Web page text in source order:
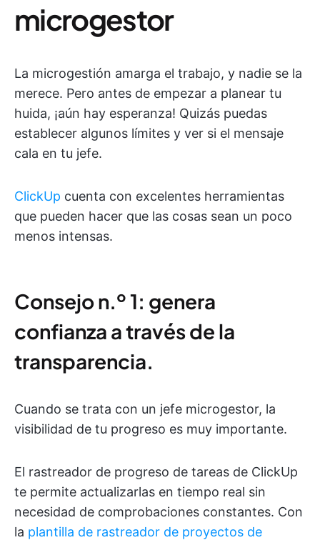
microgestor
La microgestión amarga el trabajo, y nadie se la
merece. Pero antes de empezar a planear tu
huida, ¡aún hay esperanza! Quizás puedas
establecer algunos límites y ver si el mensaje
cala en tu jefe.
ClickUp cuenta con excelentes herramientas
que pueden hacer que las cosas sean un poco
menos intensas.
Consejo n.º 1: genera
confianza a través de la
transparencia.
Cuando se trata con un jefe microgestor, la
visibilidad de tu progreso es muy importante.
El rastreador de progreso de tareas de ClickUp
te permite actualizarlas en tiempo real sin
necesidad de comprobaciones constantes. Con
la plantilla de rastreador de proyectos de